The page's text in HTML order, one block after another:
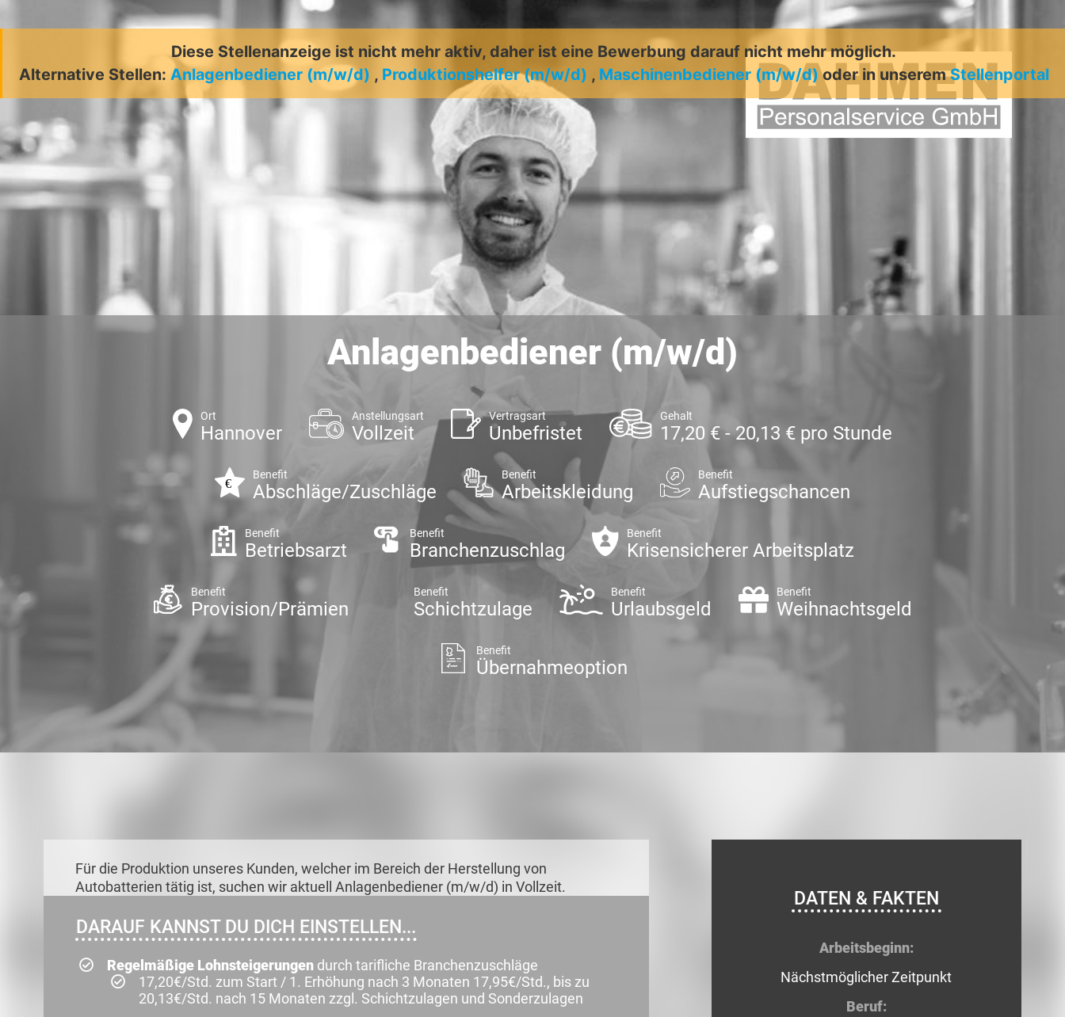
Diese Stellenanzeige ist nicht mehr aktiv, daher ist eine Bewerbung darauf nicht mehr möglich.
Alternative Stellen: Anlagenbediener (m/w/d) , Produktionshelfer (m/w/d) , Maschinenbediener (m/w/d) oder in unseremStellenportal
Anlagenbediener (m/w/d)
Ort
Hannover
Anstellungsart
Vollzeit
Vertragsart
Unbefristet
Gehalt
17,20 € - 20,13 € pro Stunde
Benefit
Abschläge/Zuschläge
Benefit
Arbeitskleidung
Benefit
Aufstiegschancen
Benefit
Betriebsarzt
Benefit
Branchenzuschlag
Benefit
Krisensicherer Arbeitsplatz
Benefit
Provision/Prämien
Benefit
Schichtzulage
Benefit
Urlaubsgeld
Benefit
Weihnachtsgeld
Benefit
Übernahmeoption
Für die Produktion unseres Kunden, welcher im Bereich der Herstellung von
Autobatterien tätig ist, suchen wir aktuell Anlagenbediener (m/w/d) in Vollzeit.
DARAUF KANNST DU DICH EINSTELLEN...
Regelmäßige Lohnsteigerungen durch tarifliche Branchenzuschläge
17,20€/Std. zum Start / 1. Erhöhung nach 3 Monaten 17,95€/Std., bis zu
20,13€/Std. nach 15 Monaten zzgl. Schichtzulagen und Sonderzulagen
DATEN & FAKTEN
Arbeitsbeginn:
Nächstmöglicher Zeitpunkt
Beruf: